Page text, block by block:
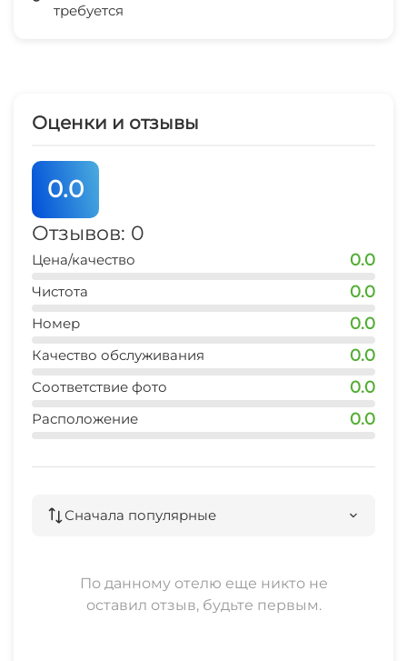
Гладильные принадлежности
СВЧ
Шезлонги/лежаки
требуется
Оценки и отзывы
0.0
Отзывов: 0
Цена/качество 0.0
Чистота 0.0
Номер 0.0
Качество обслуживания 0.0
Соответствие фото 0.0
Расположение 0.0
Сначала популярные
По данному отелю еще никто не
оставил отзыв, будьте первым.